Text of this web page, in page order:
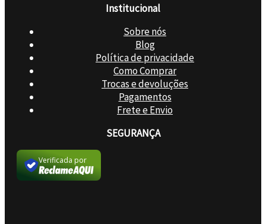
Institucional
Sobre nós
Blog
Política de privacidade
Como Comprar
Trocas e devoluções
Pagamentos
Frete e Envio
SEGURANÇA
Verificada por